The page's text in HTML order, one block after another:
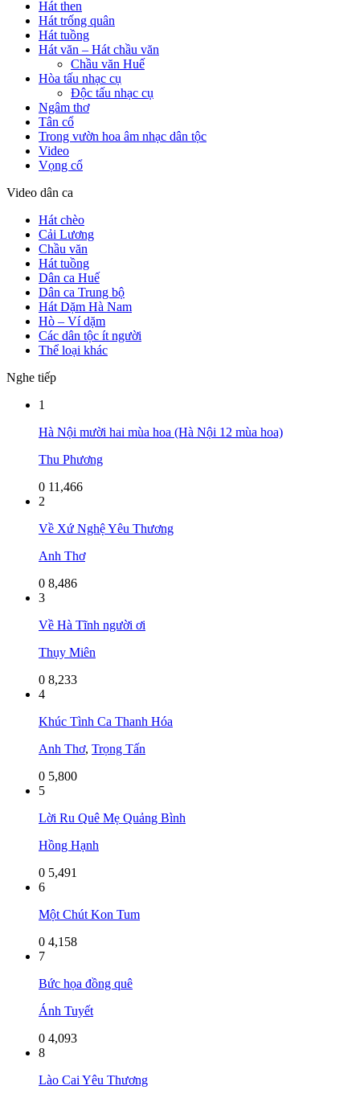
Hát then
Hát trống quân
Hát tuồng
Hát văn – Hát chầu văn
Chầu văn Huế
Hòa tấu nhạc cụ
Độc tấu nhạc cụ
Ngâm thơ
Tân cổ
Trong vườn hoa âm nhạc dân tộc
Video
Vọng cổ
Video dân ca
Hát chèo
Cải Lương
Chầu văn
Hát tuồng
Dân ca Huế
Dân ca Trung bộ
Hát Dặm Hà Nam
Hò – Ví dặm
Các dân tộc ít người
Thể loại khác
Nghe tiếp
1
Hà Nội mười hai mùa hoa (Hà Nội 12 mùa hoa)
Thu Phương
0 11,466
2
Về Xứ Nghệ Yêu Thương
Anh Thơ
0 8,486
3
Về Hà Tĩnh người ơi
Thụy Miên
0 8,233
4
Khúc Tình Ca Thanh Hóa
Anh Thơ, Trọng Tấn
0 5,800
5
Lời Ru Quê Mẹ Quảng Bình
Hồng Hạnh
0 5,491
6
Một Chút Kon Tum
0 4,158
7
Bức họa đồng quê
Ánh Tuyết
0 4,093
8
Lào Cai Yêu Thương